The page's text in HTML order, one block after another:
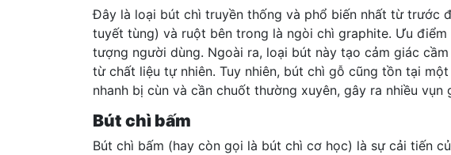
Đây là loại bút chì truyền thống và phổ biến nhất từ trước
tuyết tùng) và ruột bên trong là ngòi chì graphite. Ưu
tượng người dùng. Ngoài ra, loại bút này tạo cảm giác
từ chất liệu tự nhiên. Tuy nhiên, bút chì gỗ cũng tồn tại
nhanh bị cùn và cần chuốt thường xuyên, gây ra nhiều vụn
Bút chì bấm
Bút chì bấm (hay còn gọi là bút chì cơ học) là sự cải tiến